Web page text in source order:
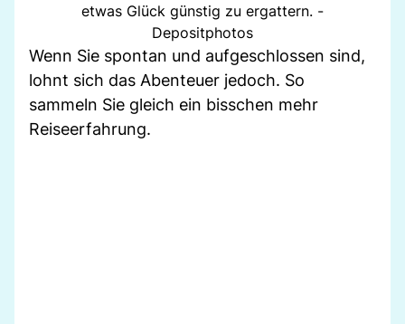
etwas Glück günstig zu ergattern. -
Depositphotos
Wenn Sie spontan und aufgeschlossen sind,
lohnt sich das Abenteuer jedoch. So
sammeln Sie gleich ein bisschen mehr
Reiseerfahrung.